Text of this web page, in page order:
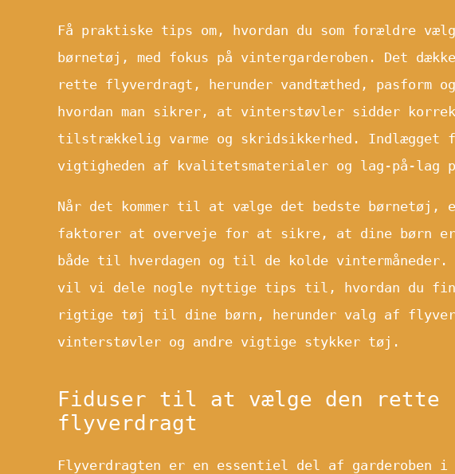
Få praktiske tips om, hvordan du som forældre
børnetøj, med fokus på vintergarderoben. Det
rette flyverdragt, herunder vandtæthed, pasform
hvordan man sikrer, at vinterstøvler sidder
tilstrækkelig varme og skridsikkerhed. Indlægget
vigtigheden af kvalitetsmaterialer og lag-på-lag
Når det kommer til at vælge det bedste børnetøj,
faktorer at overveje for at sikre, at dine børn
både til hverdagen og til de kolde vintermåneder.
vil vi dele nogle nyttige tips til, hvordan du
rigtige tøj til dine børn, herunder valg af
vinterstøvler og andre vigtige stykker tøj.
Fiduser til at vælge den rette
flyverdragt
Flyverdragten er en essentiel del af garderoben